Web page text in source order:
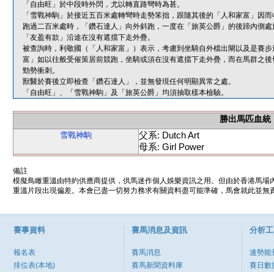
「自由旺」於中段時外閃，尤以轉直路彎時為甚。
「雪戰神駒」於接近五百米處轉彎時走勢笨拙，跟隨其後的「人和家富」因
跑過二百米處時，「鑽石達人」向外斜跑，一度在「旅英公爵」的後蹄內側
「友盈有款」沿途在沒有遮擋下走外疊。
被查詢時，利敬國（「人和家富」）表示，考慮到坐騎自外檔出閘以及是賽
富」如以往般受催策居前競跑，坐騎或須在沒有遮擋下走外疊，而在馬群之
勁勢衝刺。
獸醫於賽後立即檢查「鑽石達人」，並無發現任何明顯異常之處。
「自由旺」、「雪戰神駒」及「旅英公爵」均須抽取樣本檢驗。
勝出馬匹血統
雪戰神駒
父系: Dutch Art
母系: Girl Power
備註
模擬鳥瞰重溫由特約供應商提供，供馬迷作個人娛樂資訊之用。但由於香港馬
重溫片段出現偏差。本會已盡一切努力務求有關資料盡可能準確，馬會就此並
賽事資料
報名表
排位表(本地)
賽馬消息及資訊
賽馬消息
賽馬新聞資料庫
分析
速勢能
賽日數